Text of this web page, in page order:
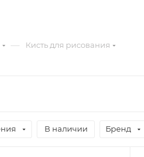
— Кисть для рисования
В наличии Бренд